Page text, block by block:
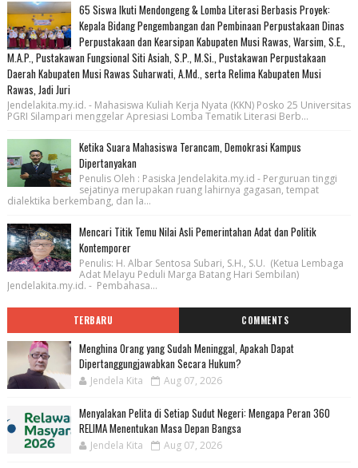
65 Siswa Ikuti Mendongeng & Lomba Literasi Berbasis Proyek:
Kepala Bidang Pengembangan dan Pembinaan Perpustakaan Dinas
Perpustakaan dan Kearsipan Kabupaten Musi Rawas, Warsim, S.E.,
M.A.P., Pustakawan Fungsional Siti Asiah, S.P., M.Si., Pustakawan Perpustakaan
Daerah Kabupaten Musi Rawas Suharwati, A.Md., serta Relima Kabupaten Musi
Rawas, Jadi Juri
Jendelakita.my.id. - Mahasiswa Kuliah Kerja Nyata (KKN) Posko 25 Universitas
PGRI Silampari menggelar Apresiasi Lomba Tematik Literasi Berb...
Ketika Suara Mahasiswa Terancam, Demokrasi Kampus
Dipertanyakan
Penulis Oleh : Pasiska Jendelakita.my.id - Perguruan tinggi
sejatinya merupakan ruang lahirnya gagasan, tempat
dialektika berkembang, dan la...
Mencari Titik Temu Nilai Asli Pemerintahan Adat dan Politik
Kontemporer
Penulis: H. Albar Sentosa Subari, S.H., S.U. (Ketua Lembaga
Adat Melayu Peduli Marga Batang Hari Sembilan)
Jendelakita.my.id. - Pembahasa...
TERBARU COMMENTS
Menghina Orang yang Sudah Meninggal, Apakah Dapat
Dipertanggungjawabkan Secara Hukum?
Jendela Kita Aug 07, 2026
Menyalakan Pelita di Setiap Sudut Negeri: Mengapa Peran 360
RELIMA Menentukan Masa Depan Bangsa
Jendela Kita Aug 07, 2026